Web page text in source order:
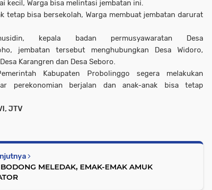
kecil, Warga bisa melintasi jembatan ini.
tetap bisa bersekolah, Warga membuat jembatan darurat
kepala badan permusyawaratan Desa
jembatan tersebut menghubungkan Desa Widoro,
Karangren dan Desa Seboro.
Kabupaten Probolinggo segera melakukan
perekonomian berjalan dan anak-anak bisa tetap
JTV
BODONG MELEDAK, EMAK-EMAK AMUK